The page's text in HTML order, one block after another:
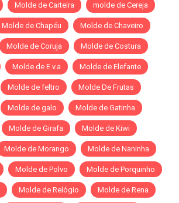
Molde de Carteira molde de Cereja
Molde de Chapéu Molde de Chaveiro
Molde de Coruja Molde de Costura
Molde de E.v.a Molde de Elefante
Molde de feltro Molde De Frutas
Molde de galo Molde de Gatinha
Molde de Girafa Molde de Kiwi
Molde de Morango Molde de Naninha
Molde de Polvo Molde de Porquinho
Molde de Relógio Molde de Rena